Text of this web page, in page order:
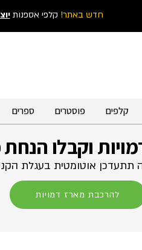
חדש באתר! קלפי אספנות
קלפים פוסטרים ספרים
תתעדכן אוטומטית בעגלת
וקבלו
להרכבת מארז דמויות